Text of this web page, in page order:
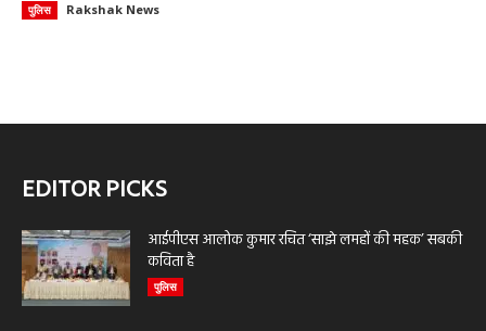
पुलिस Rakshak News
EDITOR PICKS
आईपीएस आलोक कुमार रचित ‘साझे लमहों की महक’ सबकी
कविता है
पुलिस